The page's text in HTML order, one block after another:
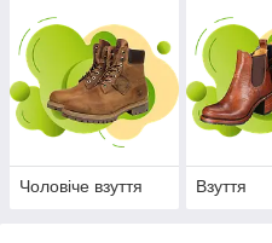
Чоловіче взуття Взуття